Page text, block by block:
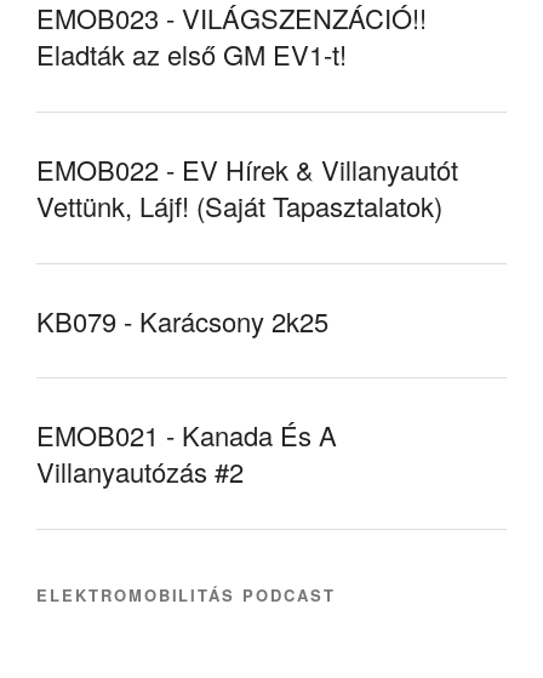
EMOB023 - VILÁGSZENZÁCIÓ!!
Eladták az első GM EV1-t!
EMOB022 - EV Hírek & Villanyautót
Vettünk, Lájf! (Saját Tapasztalatok)
KB079 - Karácsony 2k25
EMOB021 - Kanada És A
Villanyautózás #2
ELEKTROMOBILITÁS PODCAST